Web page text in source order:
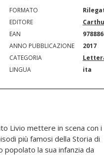
FORMATO
EDITORE
EAN
ANNO PUBBLICAZIONE
2017
CATEGORIA
LINGUA
ita
Livio mettere in scena con i
più famosi della Storia di
popolato la sua infanzia da
Tito Livio indosseranno i
a dir poco esilaranti. E
a te... Età di lettura: da 5